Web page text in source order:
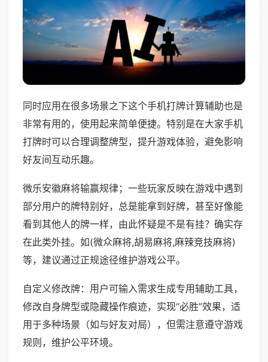
同时应用在很多场景之下这个手机打牌计算辅助也是
非常有用的，使用起来简单便捷。特别是在大家手机
打牌时可以合理调整牌型，提升游戏体验，避免影响
好友间互动乐趣。
微乐安徽麻将输赢规律；一些玩家反映在游戏中遇到
部分用户的牌特别好，总是能拿到好牌，甚至好像能
看到其他人的牌一样，由此怀疑是不是有挂？确实存
在此类外挂。如(微众麻将,胡易麻将,麻辣竞技麻将)
等，建议通过正规途径维护游戏公平。
自定义修改牌：用户可输入需求生成专用辅助工具，
修改自身牌型或隐藏操作痕迹，实现“必胜”效果，适
用于多种场景（如与好友对局），但需注意遵守游戏
规则，维护公平环境。